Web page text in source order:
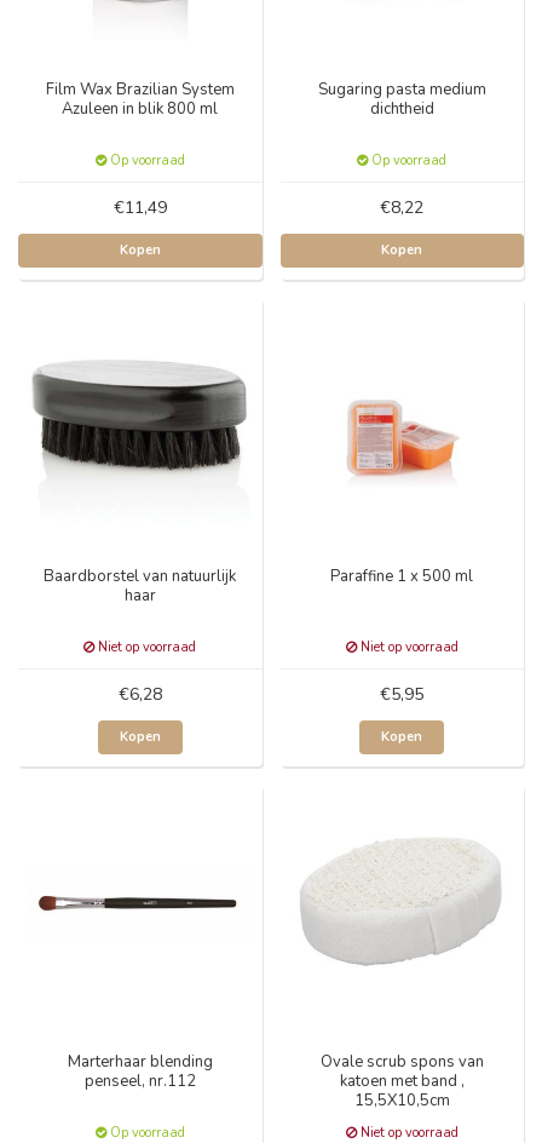
Film Wax Brazilian System
Azuleen in blik 800 ml
Op voorraad
€11,49
Kopen
Sugaring pasta medium
dichtheid
Op voorraad
€8,22
Kopen
Baardborstel van natuurlijk
haar
Niet op voorraad
€6,28
Kopen
Paraffine 1 x 500 ml
Niet op voorraad
€5,95
Kopen
Marterhaar blending
penseel, nr.112
Op voorraad
Ovale scrub spons van
katoen met band ,
15,5X10,5cm
Niet op voorraad